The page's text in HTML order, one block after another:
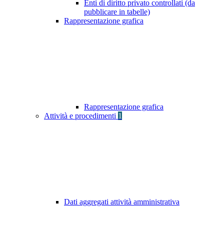
Enti di diritto privato controllati (da
pubblicare in tabelle)
Rappresentazione grafica
Rappresentazione grafica
Attività e procedimenti 1
Dati aggregati attività amministrativa